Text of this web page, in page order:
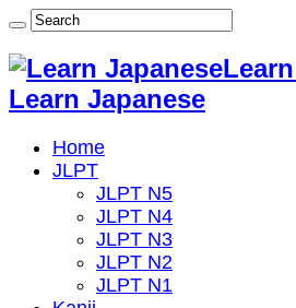
Learn Japanese
Home
JLPT
JLPT N5
JLPT N4
JLPT N3
JLPT N2
JLPT N1